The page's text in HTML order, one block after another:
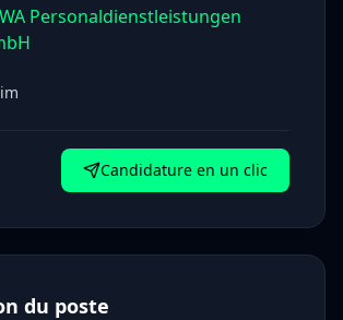
Personaldienstleistungen
Candidature en un clic
du poste